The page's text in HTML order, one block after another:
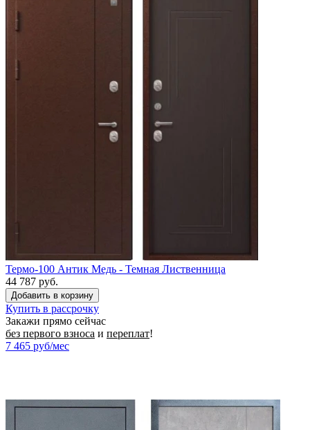
Термо-100 Антик Медь - Темная Лиственница
44 787 руб.
Купить в рассрочку
Закажи прямо сейчас
без первого взноса и переплат!
7 465 руб/мес